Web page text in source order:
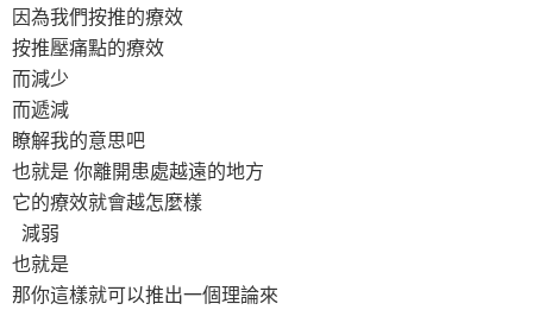
因為我們按推的療效
按推壓痛點的療效
而減少
而遞減
瞭解我的意思吧
也就是 你離開患處越遠的地方
它的療效就會越怎麼樣
減弱
也就是
那你這樣就可以推出一個理論來